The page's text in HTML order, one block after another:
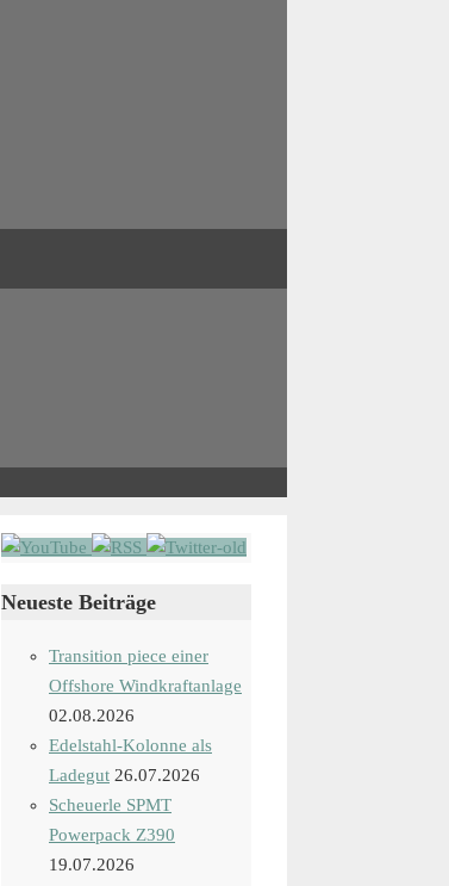
Neueste Beiträge
Transition piece einer
Offshore Windkraftanlage
02.08.2026
Edelstahl-Kolonne als
Ladegut 26.07.2026
Scheuerle SPMT
Powerpack Z390
19.07.2026